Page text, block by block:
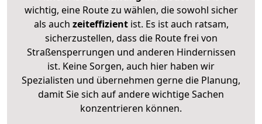
wichtig, eine Route zu wählen, die sowohl sicher
als auch zeiteffizientist. Es ist auch ratsam,
sicherzustellen, dass die Route frei von
Straßensperrungen und anderen Hindernissen
ist. Keine Sorgen, auch hier haben wir
Spezialisten und übernehmen gerne die Planung,
damit Sie sich auf andere wichtige Sachen
konzentrieren können.